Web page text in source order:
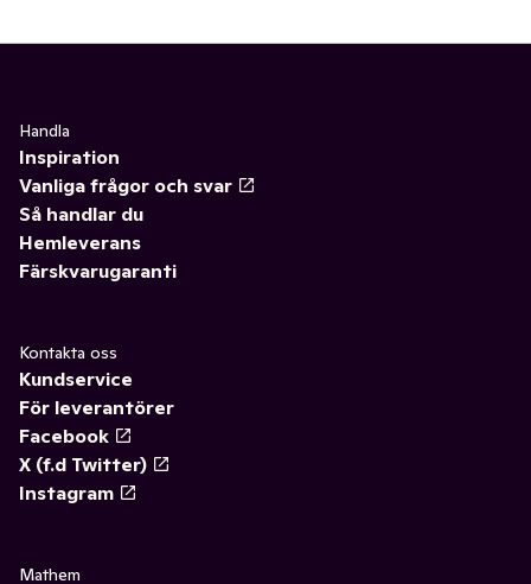
Handla
Inspiration
Vanliga frågor och svar
Så handlar du
Hemleverans
Färskvarugaranti
Kontakta oss
Kundservice
För leverantörer
Facebook
X (f.d Twitter)
Instagram
Mathem